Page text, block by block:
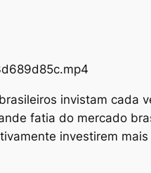
invistam cada
fatia do mercado
investirem mais